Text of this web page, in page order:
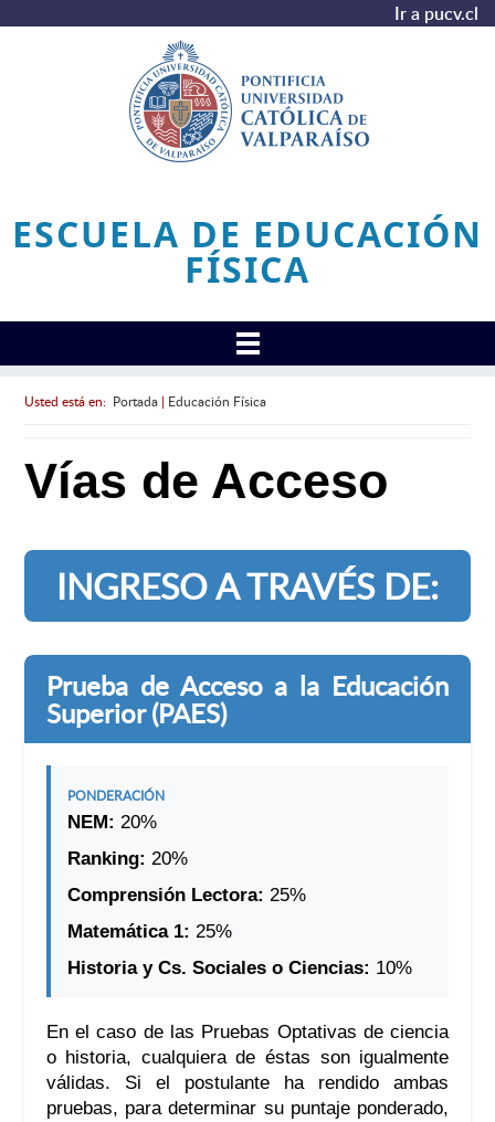
Ir a pucv.cl
ESCUELA DE EDUCACIÓN
FÍSICA
Usted está en: Portada| Educación Física
Vías de Acceso
INGRESO A TRAVÉS DE:
Prueba de Acceso a la Educación
Superior (PAES)
PONDERACIÓN
NEM: 20%
Ranking: 20%
Comprensión Lectora: 25%
Matemática 1: 25%
Historia y Cs. Sociales o Ciencias: 10%
En el caso de las Pruebas Optativas de ciencia
o historia, cualquiera de éstas son igualmente
válidas. Si el postulante ha rendido ambas
pruebas, para determinar su puntaje ponderado,